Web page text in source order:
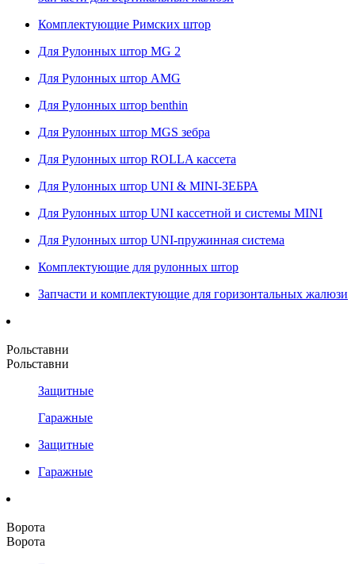
Комплектующие Римских штор
Для Рулонных штор MG 2
Для Рулонных штор AMG
Для Рулонных штор benthin
Для Рулонных штор MGS зебра
Для Рулонных штор ROLLA кассета
Для Рулонных штор UNI & MINI-ЗЕБРА
Для Рулонных штор UNI кассетной и системы MINI
Для Рулонных штор UNI-пружинная система
Комплектующие для рулонных штор
Запчасти и комплектующие для горизонтальных жалюзи
Рольставни
Рольставни
Защитные
Гаражные
Защитные
Гаражные
Ворота
Ворота